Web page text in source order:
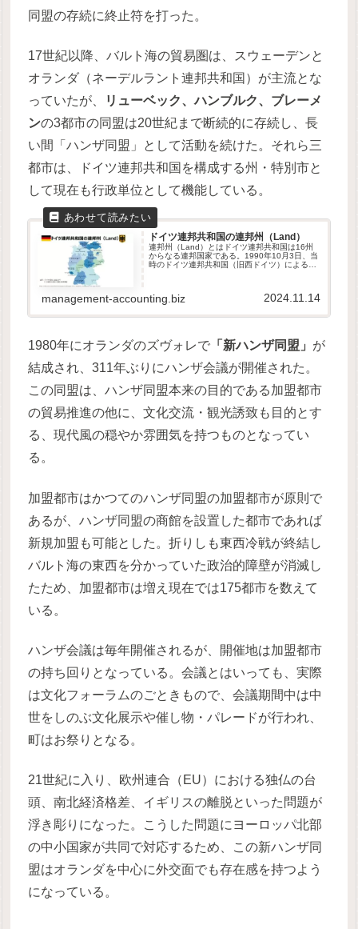
同盟の存続に終止符を打った。
17世紀以降、バルト海の貿易圏は、スウェーデンと
オランダ（ネーデルラント連邦共和国）が主流とな
っていたが、
リューベック、ハンブルク、ブレーメ
ンの3都市の同盟は20世紀まで断続的に存続し、長
い間「ハンザ同盟」として活動を続けた。それら三
都市は、ドイツ連邦共和国を構成する州・特別市と
して現在も行政単位として機能している。
ドイツ連邦共和国の連邦州（Land）
連邦州（Land）とはドイツ連邦共和国は16州
からなる連邦国家である。1990年10月3日、当
時のドイツ連邦共和国（旧西ドイツ）によるド
management-accounting.biz 2024.11.14
1980年にオランダのズヴォレで 「新ハンザ同盟」 が
結成され、311年ぶりにハンザ会議が開催された。
この同盟は、ハンザ同盟本来の目的である加盟都市
の貿易推進の他に、文化交流・観光誘致も目的とす
る、現代風の穏やか雰囲気を持つものとなってい
る。
加盟都市はかつてのハンザ同盟の加盟都市が原則で
あるが、ハンザ同盟の商館を設置した都市であれば
新規加盟も可能とした。折りしも東西冷戦が終結し
バルト海の東西を分かっていた政治的障壁が消滅し
たため、加盟都市は増え現在では175都市を数えて
いる。
ハンザ会議は毎年開催されるが、開催地は加盟都市
の持ち回りとなっている。会議とはいっても、実際
は文化フォーラムのごときもので、会議期間中は中
世をしのぶ文化展示や催し物・パレードが行われ、
町はお祭りとなる。
21世紀に入り、欧州連合（EU）における独仏の台
頭、南北経済格差、イギリスの離脱といった問題が
浮き彫りになった。こうした問題にヨーロッパ北部
の中小国家が共同で対応するため、この新ハンザ同
盟はオランダを中心に外交面でも存在感を持つよう
になっている。